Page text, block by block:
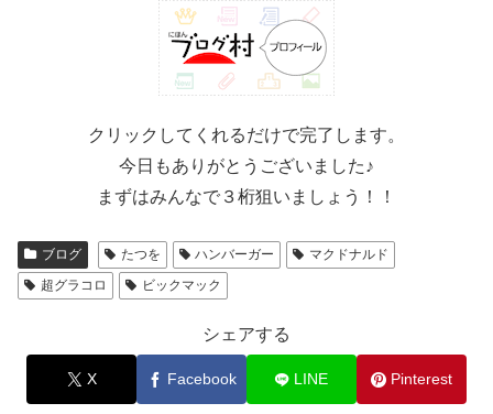
クリックしてくれるだけで完了します。
今日もありがとうございました♪
まずはみんなで３桁狙いましょう！！
ブログ たつを ハンバーガー
マクドナルド
超グラコロ
ビックマック
シェアする
X Facebook LINE Pinterest